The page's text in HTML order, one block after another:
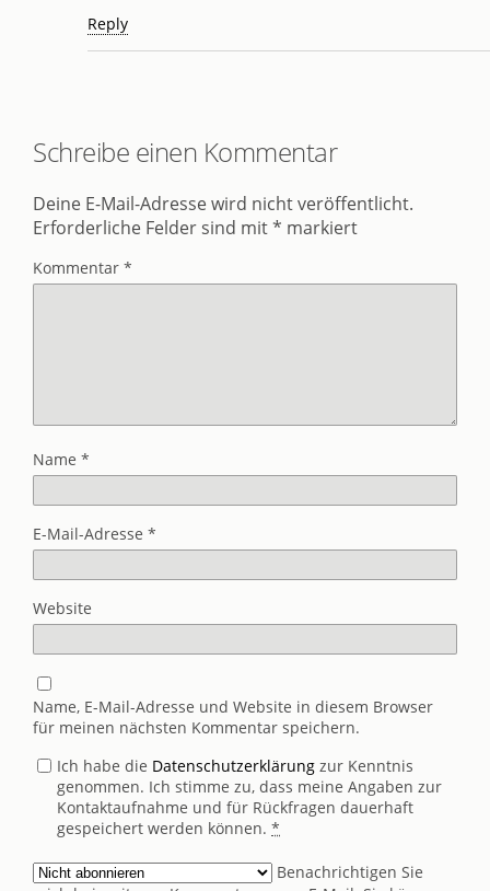
Reply
Schreibe einen Kommentar
Deine E-Mail-Adresse wird nicht veröffentlicht.
Erforderliche Felder sind mit* markiert
Kommentar *
Name *
E-Mail-Adresse *
Website
Name, E-Mail-Adresse und Website in diesem Browser
für meinen nächsten Kommentar speichern.
Ich habe die Datenschutzerklärung zur Kenntnis
genommen. Ich stimme zu, dass meine Angaben zur
Kontaktaufnahme und für Rückfragen dauerhaft
gespeichert werden können. *
Benachrichtigen Sie